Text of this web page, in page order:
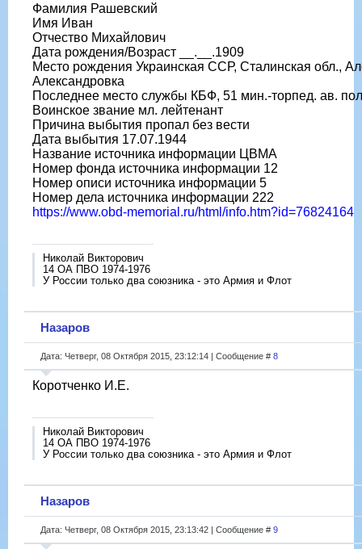
Фамилия Рашевский
Имя Иван
Отчество Михайлович
Дата рождения/Возраст __.__.1909
Место рождения Украинская ССР, Сталинская обл.,
Александровка
Последнее место службы КБФ, 51 мин.-торпед. ав.
Воинское звание мл. лейтенант
Причина выбытия пропал без вести
Дата выбытия 17.07.1944
Название источника информации ЦВМА
Номер фонда источника информации 12
Номер описи источника информации 5
Номер дела источника информации 222
https://www.obd-memorial.ru/html/info.htm?id=76824164
Николай Викторович
14 ОА ПВО 1974-1976
У России только два союзника - это Армия и Флот
Назаров
Дата: Четверг, 08 Октября 2015, 23:12:14 | Сообщение # 8
Коротченко И.Е.
Николай Викторович
14 ОА ПВО 1974-1976
У России только два союзника - это Армия и Флот
Назаров
Дата: Четверг, 08 Октября 2015, 23:13:42 | Сообщение # 9